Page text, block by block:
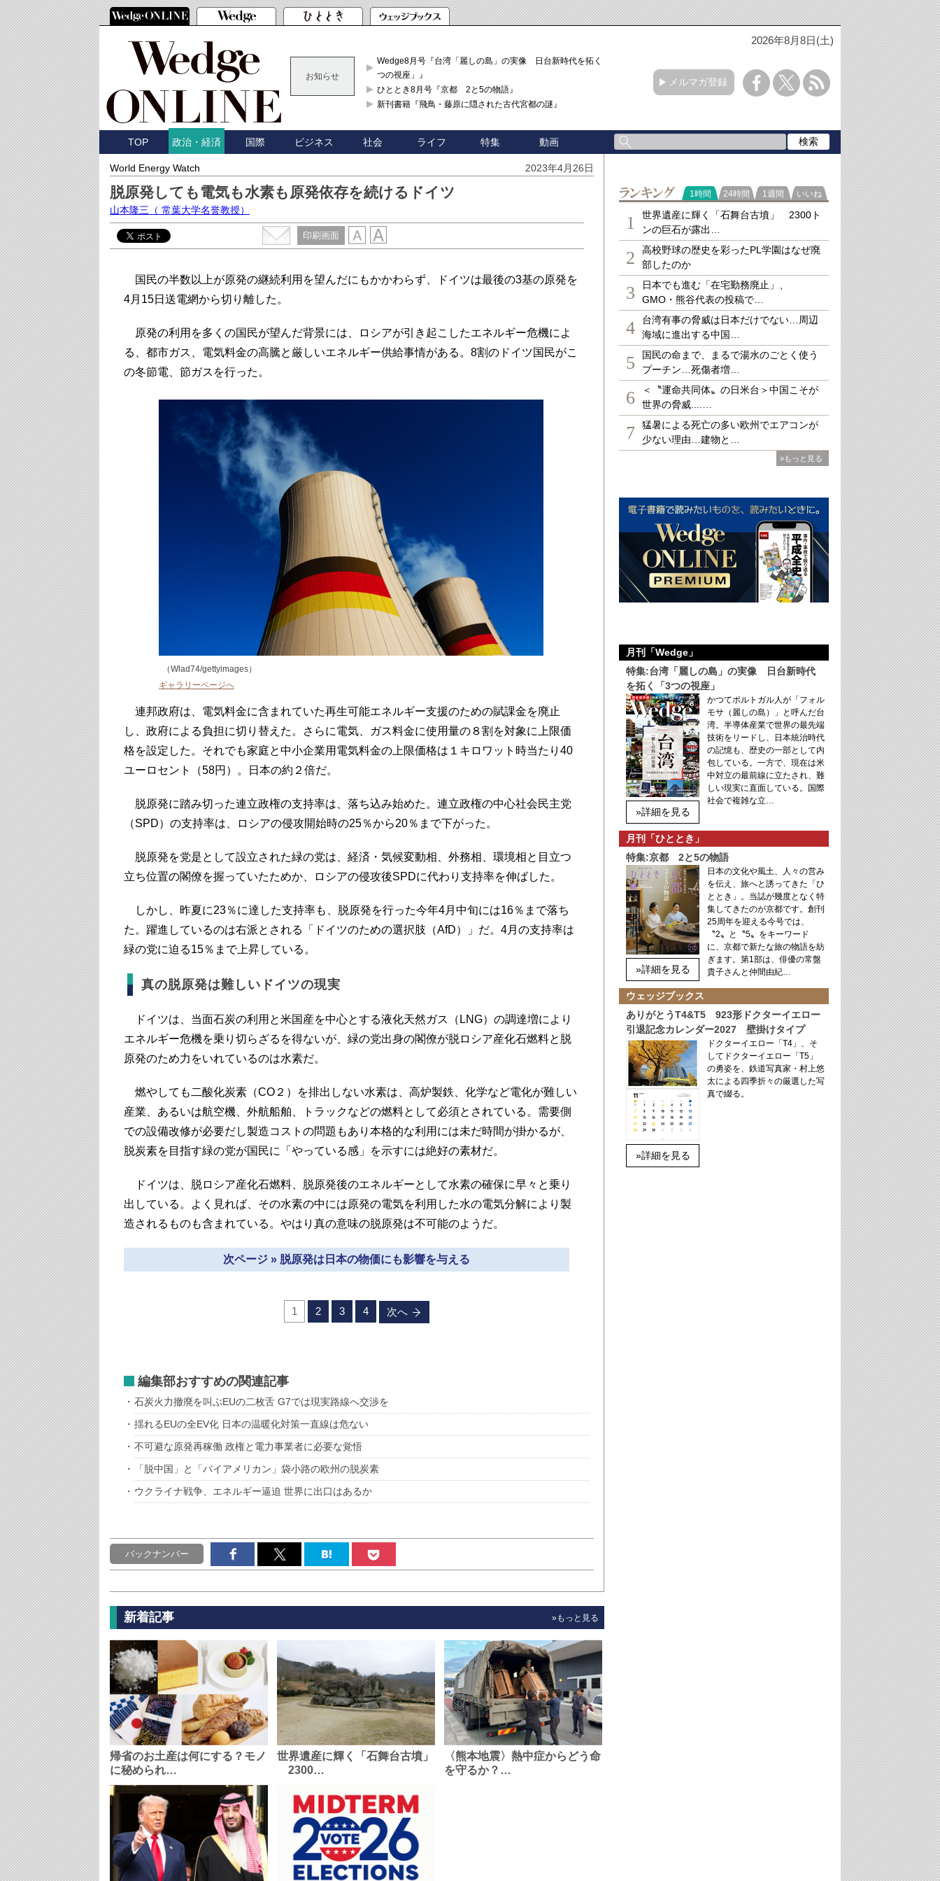
2026年8月8日(土)
お知らせ
Wedge8月号『台湾「麗しの島」の実像 日台新時代を拓く「3
つの視座」』
ひととき8月号『京都 2と5の物語』
新刊書籍『飛鳥・藤原に隠された古代宮都の謎』
メルマガ登録
TOP 政治・経済 国際 ビジネス 社会 ライフ 特集 動画
World Energy Watch 2023年4月26日
脱原発しても電気も水素も原発依存を続けるドイツ
山本隆三 （ 常葉大学名誉教授）
印刷画面
国民の半数以上が原発の継続利用を望んだにもかかわらず、ドイツは最後の3基の原発を
4月15日送電網から切り離した。
原発の利用を多くの国民が望んだ背景には、ロシアが引き起こしたエネルギー危機によ
る、都市ガス、電気料金の高騰と厳しいエネルギー供給事情がある。8割のドイツ国民がこ
の冬節電、節ガスを行った。
（Wlad74/gettyimages）
ギャラリーページへ
連邦政府は、電気料金に含まれていた再生可能エネルギー支援のための賦課金を廃止
し、政府による負担に切り替えた。さらに電気、ガス料金に使用量の８割を対象に上限価
格を設定した。それでも家庭と中小企業用電気料金の上限価格は１キロワット時当たり40
ユーロセント（58円）。日本の約２倍だ。
脱原発に踏み切った連立政権の支持率は、落ち込み始めた。連立政権の中心社会民主党
（SPD）の支持率は、ロシアの侵攻開始時の25％から20％まで下がった。
脱原発を党是として設立された緑の党は、経済・気候変動相、外務相、環境相と目立つ
立ち位置の閣僚を握っていたためか、ロシアの侵攻後SPDに代わり支持率を伸ばした。
しかし、昨夏に23％に達した支持率も、脱原発を行った今年4月中旬には16％まで落ち
た。躍進しているのは右派とされる「ドイツのための選択肢（AfD）」だ。4月の支持率は
緑の党に迫る15％まで上昇している。
真の脱原発は難しいドイツの現実
ドイツは、当面石炭の利用と米国産を中心とする液化天然ガス（LNG）の調達増により
エネルギー危機を乗り切らざるを得ないが、緑の党出身の閣僚が脱ロシア産化石燃料と脱
原発のため力をいれているのは水素だ。
燃やしても二酸化炭素（CO２）を排出しない水素は、高炉製鉄、化学など電化が難しい
産業、あるいは航空機、外航船舶、トラックなどの燃料として必須とされている。需要側
での設備改修が必要だし製造コストの問題もあり本格的な利用には未だ時間が掛かるが、
脱炭素を目指す緑の党が国民に「やっている感」を示すには絶好の素材だ。
ドイツは、脱ロシア産化石燃料、脱原発後のエネルギーとして水素の確保に早々と乗り
出している。よく見れば、その水素の中には原発の電気を利用した水の電気分解により製
造されるものも含まれている。やはり真の意味の脱原発は不可能のようだ。
次ページ » 脱原発は日本の物価にも影響を与える
1 2 3 4 次へ
編集部おすすめの関連記事
石炭火力撤廃を叫ぶEUの二枚舌 G7では現実路線へ交渉を
揺れるEUの全EV化 日本の温暖化対策一直線は危ない
不可避な原発再稼働 政権と電力事業者に必要な覚悟
「脱中国」と「バイアメリカン」袋小路の欧州の脱炭素
ウクライナ戦争、エネルギー逼迫 世界に出口はあるか
バックナンバー
新着記事 »もっと見る
帰省のお土産は何にする？モノ
に秘められ…
世界遺産に輝く「石舞台古墳」
2300…
〈熊本地震〉熱中症からどう命
を守るか？…
ランキング
1時間 24時間 1週間 いいね
1
世界遺産に輝く「石舞台古墳」 2300ト
ンの巨石が露出…
2
高校野球の歴史を彩ったPL学園はなぜ廃
部したのか
3
日本でも進む「在宅勤務廃止」、
GMO・熊谷代表の投稿で…
4
台湾有事の脅威は日本だけでない…周辺
海域に進出する中国…
5
国民の命まで、まるで湯水のごとく使う
プーチン…死傷者増…
6
＜〝運命共同体〟の日米台＞中国こそが
世界の脅威....…
7
猛暑による死亡の多い欧州でエアコンが
少ない理由…建物と…
»もっと見る
月刊「Wedge」
特集:台湾「麗しの島」の実像 日台新時代
を拓く「3つの視座」
»詳細を見る
かつてポルトガル人が「フォル
モサ（麗しの島）」と呼んだ台
湾。半導体産業で世界の最先端
技術をリードし、日本統治時代
の記憶も、歴史の一部として内
包している。一方で、現在は米
中対立の最前線に立たされ、難
しい現実に直面している。国際
社会で複雑な立…
月刊「ひととき」
特集:京都 2と5の物語
»詳細を見る
日本の文化や風土、人々の営み
を伝え、旅へと誘ってきた「ひ
ととき」。当誌が幾度となく特
集してきたのが京都です。創刊
25周年を迎える今号では、
〝2〟と〝5〟をキーワード
に、京都で新たな旅の物語を紡
ぎます。第1部は、俳優の常盤
貴子さんと仲間由紀…
ウェッジブックス
ありがとうT4&T5 923形ドクターイエロー
引退記念カレンダー2027 壁掛けタイプ
»詳細を見る
ドクターイエロー「T4」、そ
してドクターイエロー「T5」
の勇姿を、鉄道写真家・村上悠
太による四季折々の厳選した写
真で綴る。